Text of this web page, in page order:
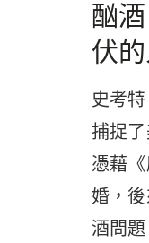
酗
伏
史考
捕捉
憑藉
婚，
酒問